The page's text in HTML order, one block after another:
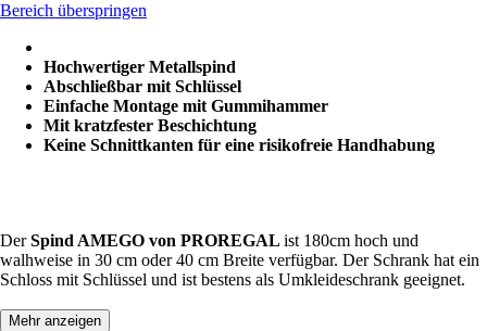
Bereich überspringen
Hochwertiger Metallspind
Abschließbar mit Schlüssel
Einfache Montage mit Gummihammer
Mit kratzfester Beschichtung
Keine Schnittkanten für eine risikofreie Handhabung
DerSpind AMEGO von PROREGAL ist 180cm hoch und
walhweise in 30 cm oder 40 cm Breite verfügbar. Der Schrank hat ein
Schloss mit Schlüssel und ist bestens als Umkleideschrank geeignet.
Mehr anzeigen